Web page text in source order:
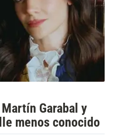
Garabal y
menos conocido